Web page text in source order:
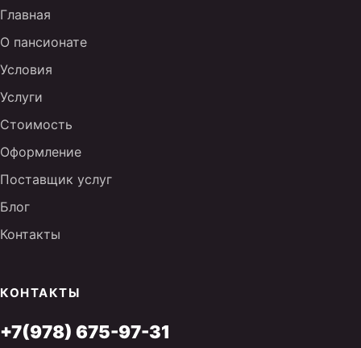
Главная
О пансионате
Условия
Услуги
Стоимость
Оформление
Поставщик услуг
Блог
Контакты
КОНТАКТЫ
+7(978) 675-97-31